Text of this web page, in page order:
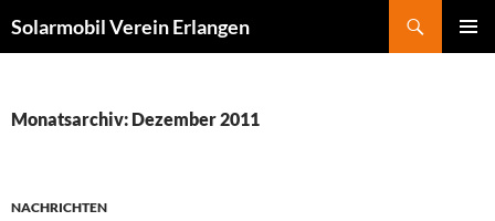
Inhalt
Solarmobil Verein Erlangen
Monatsarchiv: Dezember 2011
NACHRICHTEN